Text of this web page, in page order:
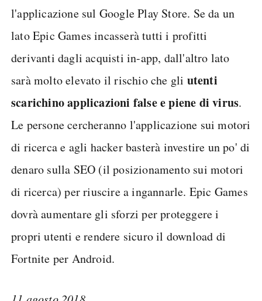
l'applicazione sul Google Play Store. Se da un
lato Epic Games incasserà tutti i profitti
derivanti dagli acquisti in-app, dall'altro lato
sarà molto elevato il rischio che gli utenti
scarichino applicazioni false e piene di virus.
Le persone cercheranno l'applicazione sui motori
di ricerca e agli hacker basterà investire un po' di
denaro sulla SEO (il posizionamento sui motori
di ricerca) per riuscire a ingannarle. Epic Games
dovrà aumentare gli sforzi per proteggere i
propri utenti e rendere sicuro il download di
Fortnite per Android.